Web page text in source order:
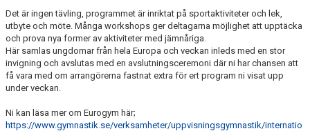
Det är ingen tävling, programmet är inriktat på sportaktiviteter och lek,
utbyte och möte. Många workshops ger deltagarna möjlighet att upptäcka
och prova nya former av aktiviteter med jämnåriga.
Här samlas ungdomar från hela Europa och veckan inleds med en stor
invigning och avslutas med en avslutningsceremoni där ni har chansen att
få vara med om arrangörerna fastnat extra för ert program ni visat upp
under veckan.
Ni kan läsa mer om Eurogym här;
https://www.gymnastik.se/verksamheter/uppvisningsgymnastik/internatio